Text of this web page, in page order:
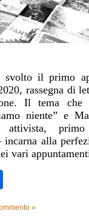
il primo
rassegna di
Il tema che
niente” e
incarna alla
vari
»